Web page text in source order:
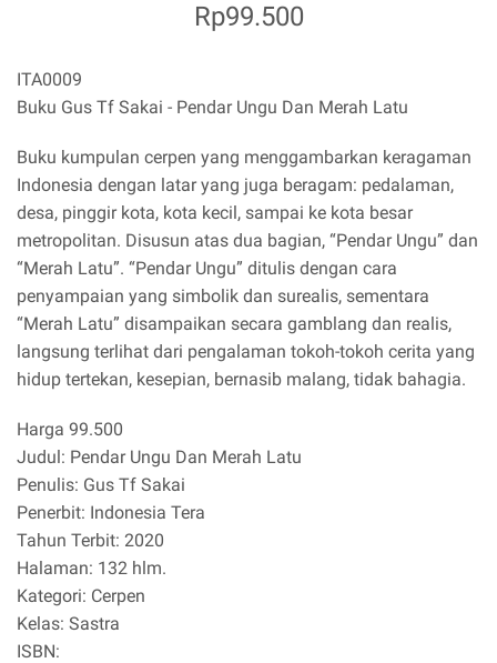
Rp99.500
ITA0009
Buku Gus Tf Sakai - Pendar Ungu Dan Merah Latu
Buku kumpulan cerpen yang menggambarkan keragaman
Indonesia dengan latar yang juga beragam: pedalaman,
desa, pinggir kota, kota kecil, sampai ke kota besar
metropolitan. Disusun atas dua bagian, “Pendar Ungu” dan
“Merah Latu”. “Pendar Ungu” ditulis dengan cara
penyampaian yang simbolik dan surealis, sementara
“Merah Latu” disampaikan secara gamblang dan realis,
langsung terlihat dari pengalaman tokoh-tokoh cerita yang
hidup tertekan, kesepian, bernasib malang, tidak bahagia.
Harga 99.500
Judul: Pendar Ungu Dan Merah Latu
Penulis: Gus Tf Sakai
Penerbit: Indonesia Tera
Tahun Terbit: 2020
Halaman: 132 hlm.
Kategori: Cerpen
Kelas: Sastra
ISBN: